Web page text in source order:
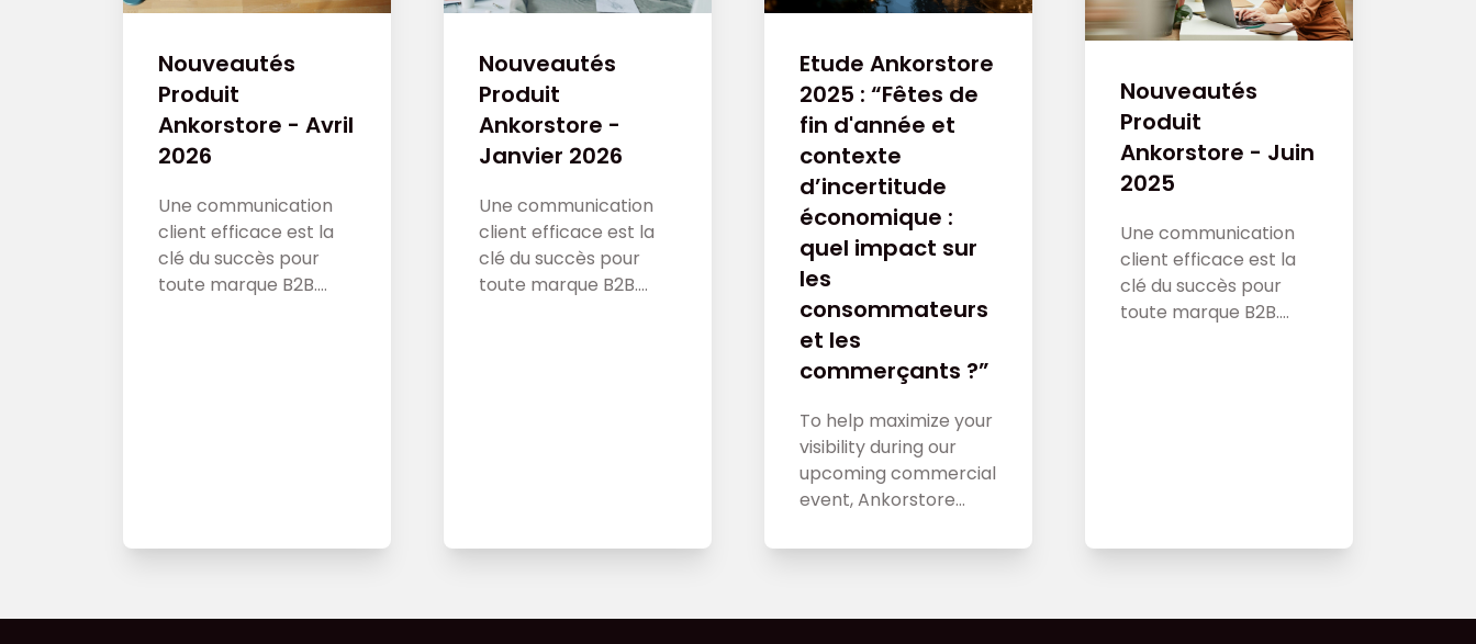
Nouveautés
Produit
Ankorstore - Avril
2026
Une communication
client efficace est la
clé du succès pour
toute marque B2B.
Nouveautés
Produit
Ankorstore -
Janvier 2026
Une communication
client efficace est la
clé du succès pour
toute marque B2B.
Etude Ankorstore
2025 : “Fêtes de
fin d'année et
contexte
d’incertitude
économique :
quel impact sur
les
consommateurs
et les
commerçants ?”
To help maximize your
visibility during our
upcoming commercial
event, Ankorstore
marketing assets kit.
Nouveautés
Produit
Ankorstore - Juin
2025
Une communication
client efficace est la
clé du succès pour
toute marque B2B.
expérience client.